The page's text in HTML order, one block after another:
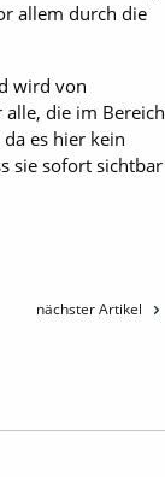
allem durch die
wird von
die im Bereich
es hier kein
sie sofort sichtbar
nächster Artikel